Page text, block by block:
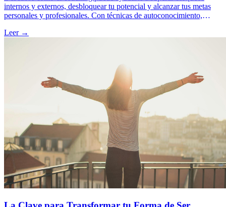
internos y externos, desbloquear tu potencial y alcanzar tus metas
personales y profesionales. Con técnicas de autoconocimiento,
y avanzar con confianza hacia el éxito.
Leer →